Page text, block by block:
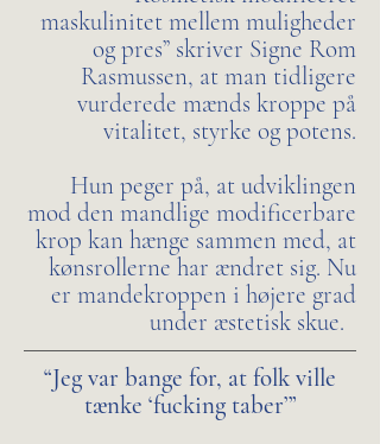
maskulinitet mellem muligheder
og pres” skriver Signe Rom
Rasmussen, at man tidligere
vurderede mænds kroppe på
vitalitet, styrke og potens.
Hun peger på, at udviklingen
mod den mandlige modificerbare
krop kan hænge sammen med, at
kønsrollerne har ændret sig. Nu
er mandekroppen i højere grad
under æstetisk skue.
“Jeg var bange for, at folk ville
tænke ‘fucking taber’”